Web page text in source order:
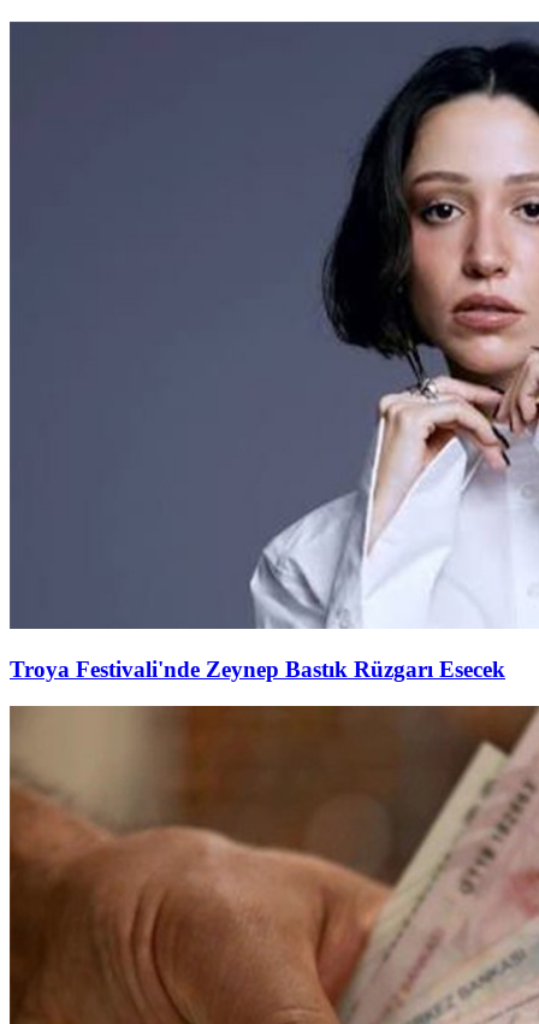
Troya Festivali'nde Zeynep Bastık Rüzgarı Esecek